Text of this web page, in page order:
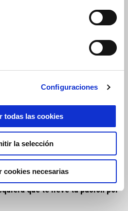
Configuraciones
todas las cookies
la selección
cookies necesarias
en carretera
que te lleve tu pasión por